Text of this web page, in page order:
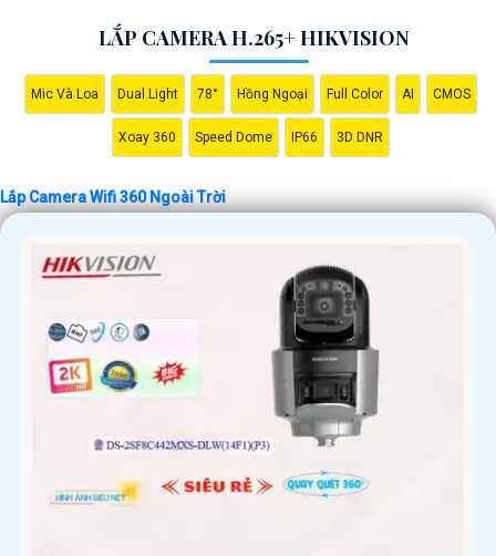
LẮP CAMERA H.265+ HIKVISION
Mic Và Loa Dual Light 78° Hồng Ngoại Full Color AI CMOS
Xoay 360 Speed Dome IP66 3D DNR
Lắp Camera Wifi 360 Ngoài Trời